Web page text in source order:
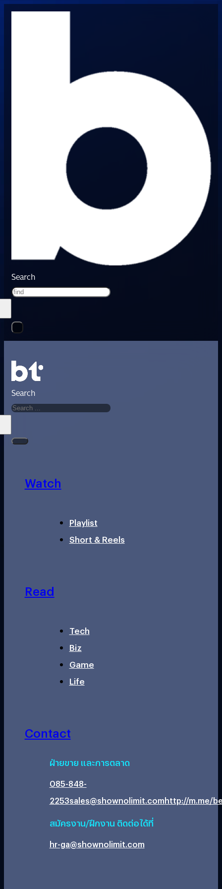
Search
Search
Watch
Playlist
Short & Reels
Read
Tech
Biz
Game
Life
Contact
ฝ่ายขาย และการตลาด
085-848-
2253sales@shownolimit.comhttp://m.me/
สมัครงาน/ฝึกงาน ติดต่อได้ที่
hr-ga@shownolimit.com